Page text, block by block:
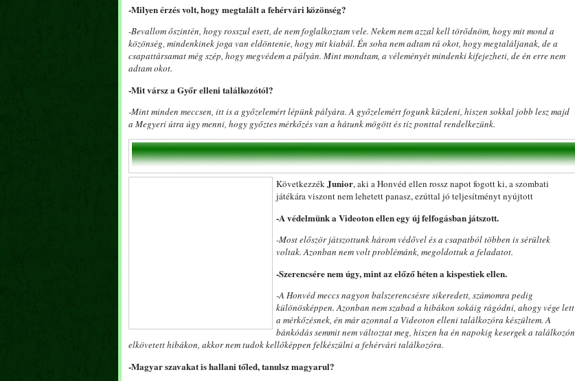
-Milyen érzés volt, hogy megtalált a fehérvári közönség?
-Bevallom őszintén, hogy rosszul esett, de nem foglalkoztam vele. Nekem nem azzal kell törődnöm, hogy mit mond a
közönség, mindenkinek joga van eldöntenie, hogy mit kiabál. Én soha nem adtam rá okot, hogy megtaláljanak, de a
csapattársamat még szép, hogy megvédem a pályán. Mint mondtam, a véleményét mindenki kifejezheti, de én erre nem
adtam okot.
-Mit vársz a Győr elleni találkozótól?
-Mint minden meccsen, itt is a győzelemért lépünk pályára. A győzelemért fogunk küzdeni, hiszen sokkal jobb lesz majd
a Megyeri útra úgy menni, hogy győztes mérkőzés van a hátunk mögött és tíz ponttal rendelkezünk.
KövetkezzékJunior, aki a Honvéd ellen rossz napot fogott ki, a szombati
játékára viszont nem lehetett panasz, ezúttal jó teljesítményt nyújtott
-A védelmünk a Videoton ellen egy új felfogásban játszott.
-Most először játszottunk három védővel és a csapatból többen is sérültek
voltak. Azonban nem volt problémánk, megoldottuk a feladatot.
-Szerencsére nem úgy, mint az előző héten a kispestiek ellen.
-A Honvéd meccs nagyon balszerencsésre sikeredett, számomra pedig
különösképpen. Azonban nem szabad a hibákon sokáig rágódni, ahogy vége lett
a mérkőzésnek, én már azonnal a Videoton elleni találkozóra készültem. A
bánkódás semmit nem változtat meg, hiszen ha én napokig kesergek a találkozón
elkövetett hibákon, akkor nem tudok kellőképpen felkészülni a fehérvári találkozóra.
-Magyar szavakat is hallani tőled, tanulsz magyarul?